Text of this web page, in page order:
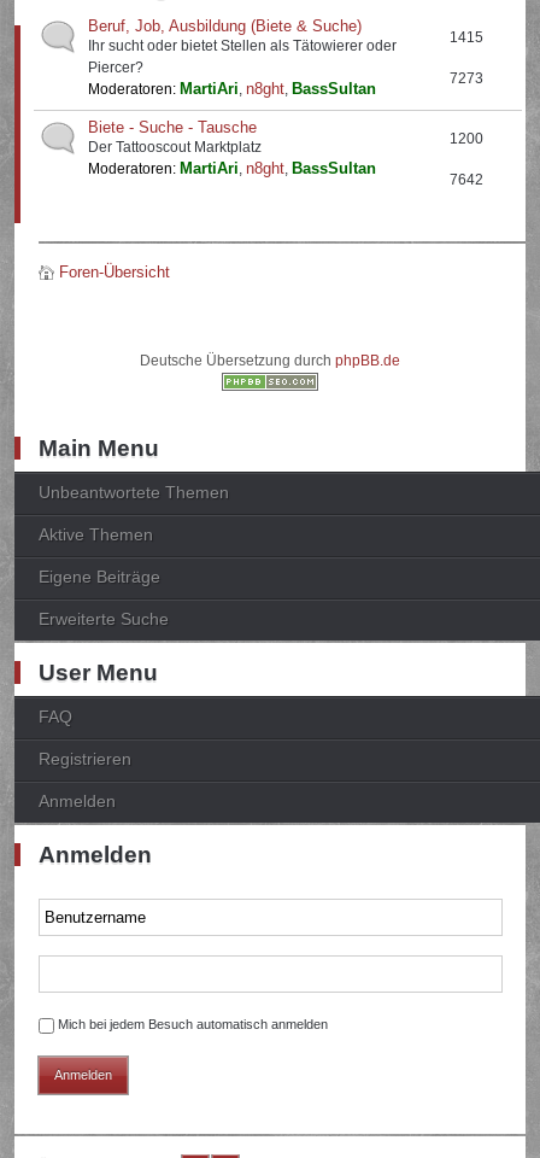
Beruf, Job, Ausbildung (Biete & Suche)
Ihr sucht oder bietet Stellen als Tätowierer oder
Piercer?
Moderatoren: MartiAri,n8ght, BassSultan
1415
7273
Biete - Suche - Tausche
Der Tattooscout Marktplatz
Moderatoren: MartiAri,n8ght, BassSultan
1200
7642
Foren-Übersicht
Deutsche Übersetzung durch phpBB.de
Main Menu
Unbeantwortete Themen
Aktive Themen
Eigene Beiträge
Erweiterte Suche
User Menu
FAQ
Registrieren
Anmelden
Anmelden
Mich bei jedem Besuch automatisch anmelden